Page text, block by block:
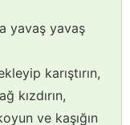
yavaş yavaş
karıştırın,
kızdırın,
ve kaşığın